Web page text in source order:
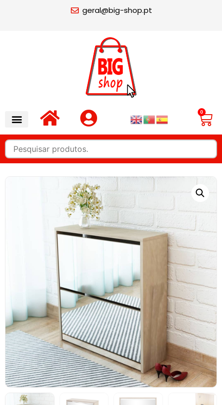
geral@big-shop.pt
0